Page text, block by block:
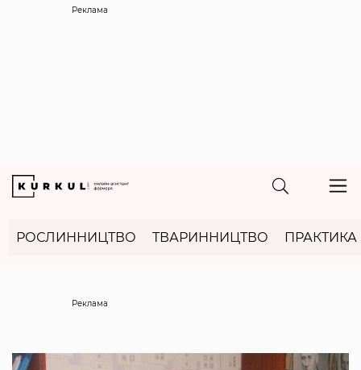
Реклама
РОСЛИННИЦТВО ТВАРИННИЦТВО ПРАКТИКА
Реклама